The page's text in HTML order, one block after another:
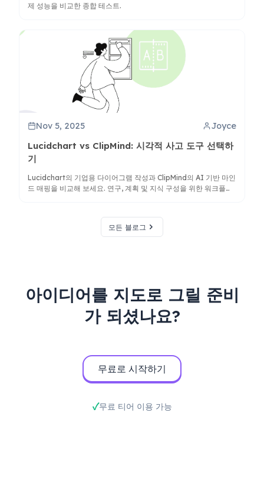
제 성능을 비교한 종합 테스트.
Nov 5, 2025 Joyce
Lucidchart vs ClipMind: 시각적 사고 도구 선택하
기
Lucidchart의 기업용 다이어그램 작성과 ClipMind의 AI 기반 마인
드 매핑을 비교해 보세요. 연구, 계획 및 지식 구성을 위한 워크플로
모든 블로그
아이디어를 지도로 그릴 준비
가 되셨나요?
무료로 시작하기
무료 티어 이용 가능